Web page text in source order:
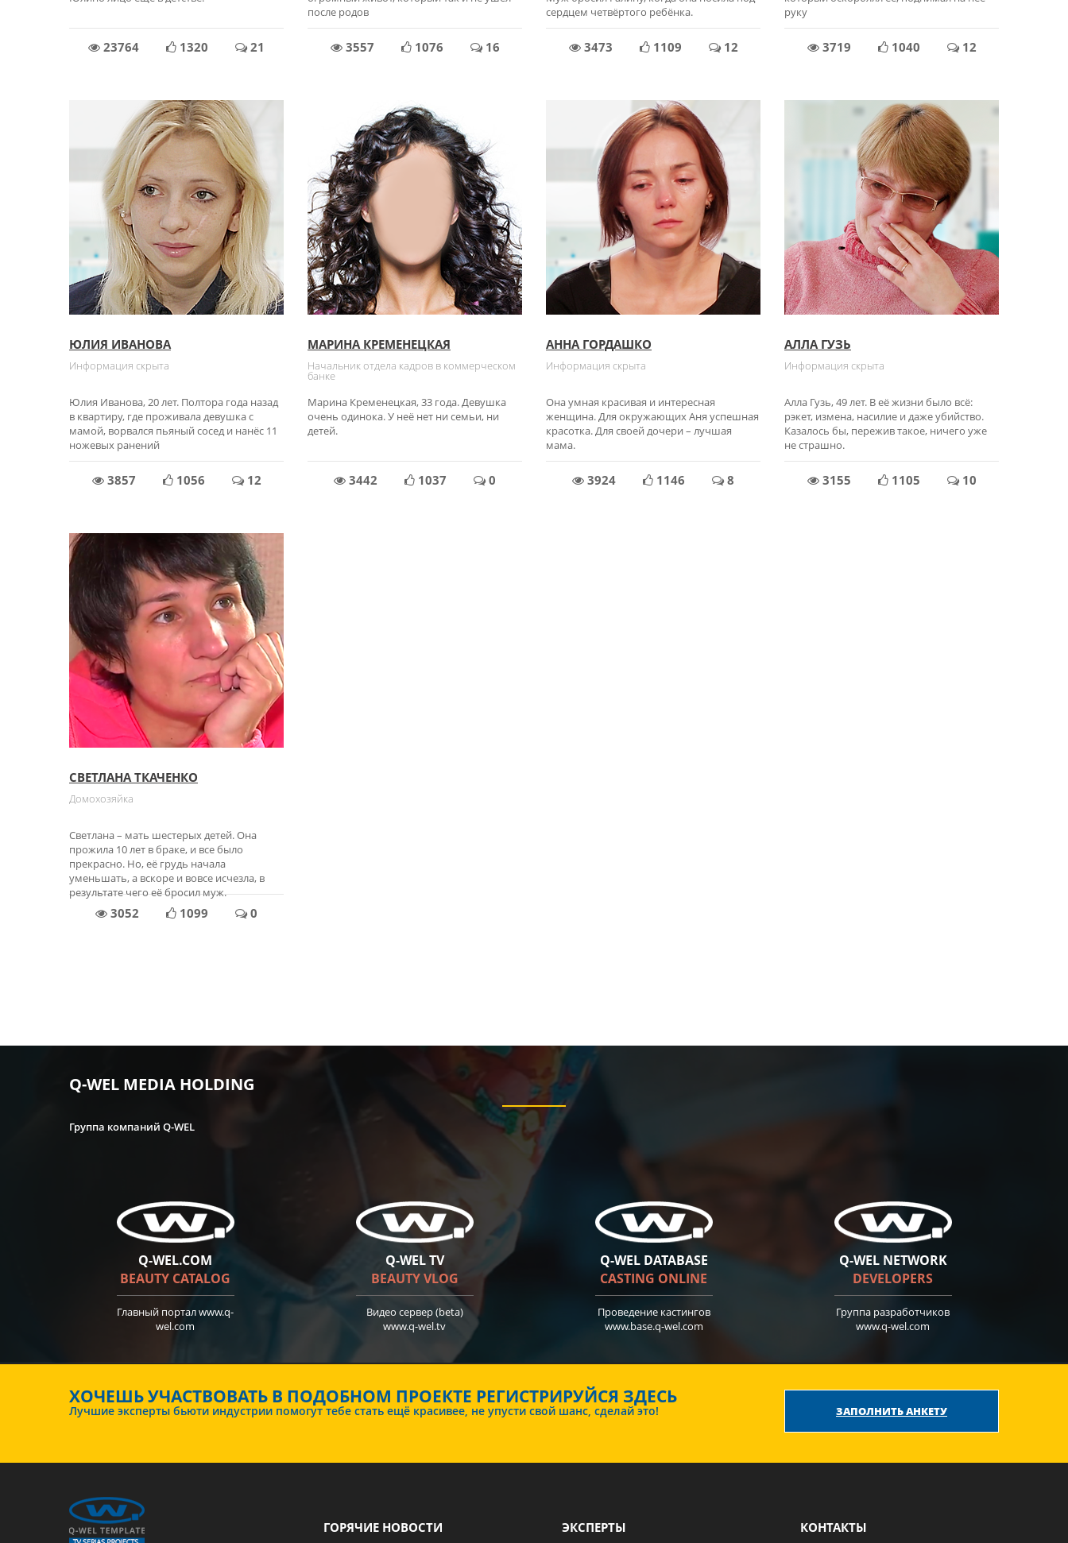
23764 1320 21
после родов
3557 1076 16
сердцем четвёртого ребёнка.
3473 1109 12
руку
3719 1040 12
ЮЛИЯ ИВАНОВА
Информация скрыта
Юлия Иванова, 20 лет. Полтора года назад
в квартиру, где проживала девушка с
мамой, ворвался пьяный сосед и нанёс 11
ножевых ранений
3857 1056 12
МАРИНА КРЕМЕНЕЦКАЯ
Начальник отдела кадров в коммерческом
банке
Марина Кременецкая, 33 года. Девушка
очень одинока. У неё нет ни семьи, ни
детей.
3442 1037 0
АННА ГОРДАШКО
Информация скрыта
Она умная красивая и интересная
женщина. Для окружающих Аня успешная
красотка. Для своей дочери – лучшая
мама.
3924 1146 8
АЛЛА ГУЗЬ
Информация скрыта
Алла Гузь, 49 лет. В её жизни было всё:
рэкет, измена, насилие и даже убийство.
Казалось бы, пережив такое, ничего уже
не страшно.
3155 1105 10
СВЕТЛАНА ТКАЧЕНКО
Домохозяйка
​Светлана – мать шестерых детей. Она
прожила 10 лет в браке, и все было
прекрасно. Но, её грудь начала
уменьшать, а вскоре и вовсе исчезла, в
результате чего её бросил муж.
3052 1099 0
Q-WEL MEDIA HOLDING
Группа компаний Q-WEL
Q-WEL.COM
BEAUTY CATALOG
Главный порталwww.q-
wel.com
Q-WEL TV
BEAUTY VLOG
Видео сервер (beta)
www.q-wel.tv
Q-WEL DATABASE
CASTING ONLINE
Проведение кастингов
www.base.q-wel.com
Q-WEL NETWORK
DEVELOPERS
Группа разработчиков
www.q-wel.com
ХОЧЕШЬ УЧАСТВОВАТЬ В ПОДОБНОМ ПРОЕКТЕ РЕГИСТРИРУЙСЯ ЗДЕСЬ
Лучшие эксперты бьюти индустрии помогут тебе стать ещё красивее, не упусти свой шанс, сделай это! ЗАПОЛНИТЬ АНКЕТУ
ГОРЯЧИЕ НОВОСТИ ЭКСПЕРТЫ КОНТАКТЫ